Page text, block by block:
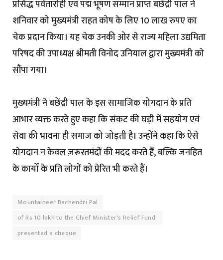
प्रसिद्ध पर्वतारोही एवं पद्म भूषण सम्मान प्राप्त बछेंद्री पाल ने
शनिवार को मुख्यमंत्री राहत कोष के लिए 10 लाख रुपए का
चेक प्रदान किया। यह चेक उनकी ओर से राज्य महिला उद्यमिता
परिषद की उपाध्यक्ष श्रीमती विनोद उनियाल द्वारा मुख्यमंत्री को
सौंपा गया।
मुख्यमंत्री ने बछेंद्री पाल के इस सामाजिक योगदान के प्रति
आभार व्यक्त करते हुए कहा कि संकट की घड़ी में सहयोग एवं
सेवा की भावना ही समाज को जोड़ती है। उन्होंने कहा कि ऐसे
योगदान न केवल ज़रूरतमंदों की मदद करते हैं, बल्कि जनहित
के कार्यों के प्रति लोगों को प्रेरित भी करते हैं।
Mountaineer Bachendri Pal
of Rs 10 lakh to the Chief Minister's Relief Fund.
presented a cheque